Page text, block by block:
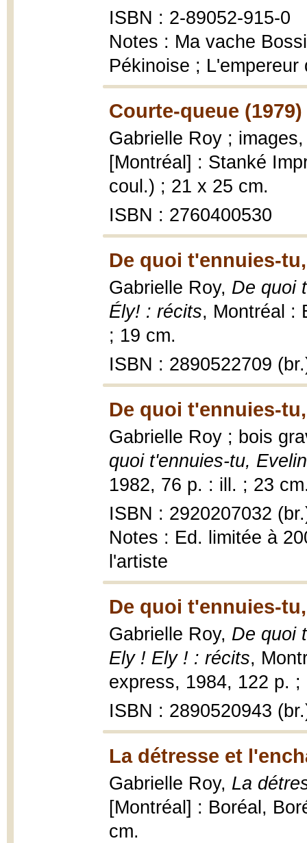
ISBN : 2-89052-915-0
Notes : Ma vache
Pékinoise ; L'empereur
Courte-queue (1979)
Gabrielle Roy ;
[Montréal] : Stanké
coul.) ; 21 x 25 cm.
ISBN : 2760400530
De quoi t'ennuies-
Gabrielle Roy, De quoi
Ély! : récits, Montréal :
; 19 cm.
ISBN : 2890522709
De quoi t'ennuies-
Gabrielle Roy ; bois
quoi t'ennuies-tu,
1982, 76 p. : ill. ; 23
ISBN : 2920207032
Notes : Ed. limitée à
l'artiste
De quoi t'ennuies-
Gabrielle Roy, De quoi
Ely ! Ely ! : récits,
express, 1984, 122 p. ;
ISBN : 2890520943
La détresse et
Gabrielle Roy, La
[Montréal] : Boréal,
cm.